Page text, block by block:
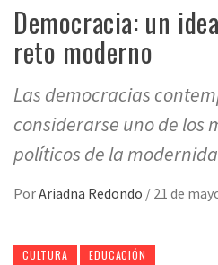
Democracia: un
reto moderno
Las democracias
considerarse uno de los
políticos de la
PorAriadna Redondo / 21 de
CULTURA EDUCACIÓN